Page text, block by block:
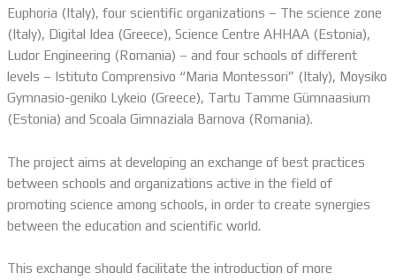
Euphoria (Italy), four scientific organizations – The science zone
(Italy), Digital Idea (Greece), Science Centre AHHAA (Estonia),
Ludor Engineering (Romania) – and four schools of different
levels – Istituto Comprensivo “Maria Montessori” (Italy), Moysiko
Gymnasio-geniko Lykeio (Greece), Tartu Tamme Gümnaasium
(Estonia) and Scoala Gimnaziala Barnova (Romania).
The project aims at developing an exchange of best practices
between schools and organizations active in the field of
promoting science among schools, in order to create synergies
between the education and scientific world.
This exchange should facilitate the introduction of more